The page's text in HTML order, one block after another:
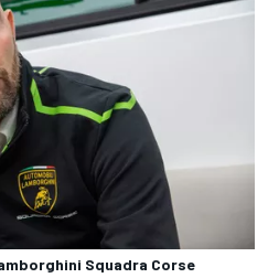
Squadra Corse